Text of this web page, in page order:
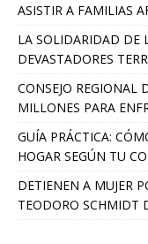
ASISTIR A FAMILIAS
LA SOLIDARIDAD DE
DEVASTADORES
CONSEJO REGIONAL
MILLONES PARA
GUÍA PRÁCTICA:
HOGAR SEGÚN TU
DETIENEN A MUJER
TEODORO SCHMIDT